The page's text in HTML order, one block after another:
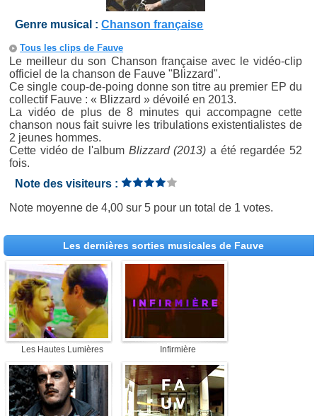
Genre musical :Chanson française
Tous les clips de Fauve
Le meilleur du son Chanson française avec le vidéo-clip
officiel de la chanson de Fauve "Blizzard".
Ce single coup-de-poing donne son titre au premier EP du
collectif Fauve : « Blizzard » dévoilé en 2013.
La vidéo de plus de 8 minutes qui accompagne cette
chanson nous fait suivre les tribulations existentialistes de
2 jeunes hommes.
Cette vidéo de l'album Blizzard (2013) a été regardée 52
fois.
Note des visiteurs :
Note moyenne de4,00 sur5 pour un total de 1 votes.
Les dernières sorties musicales de Fauve
Les Hautes Lumières Infirmière